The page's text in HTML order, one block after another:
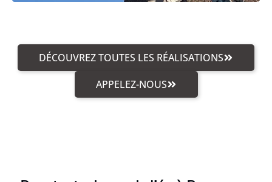
DÉCOUVREZ TOUTES LES RÉALISATIONS
APPELEZ-NOUS